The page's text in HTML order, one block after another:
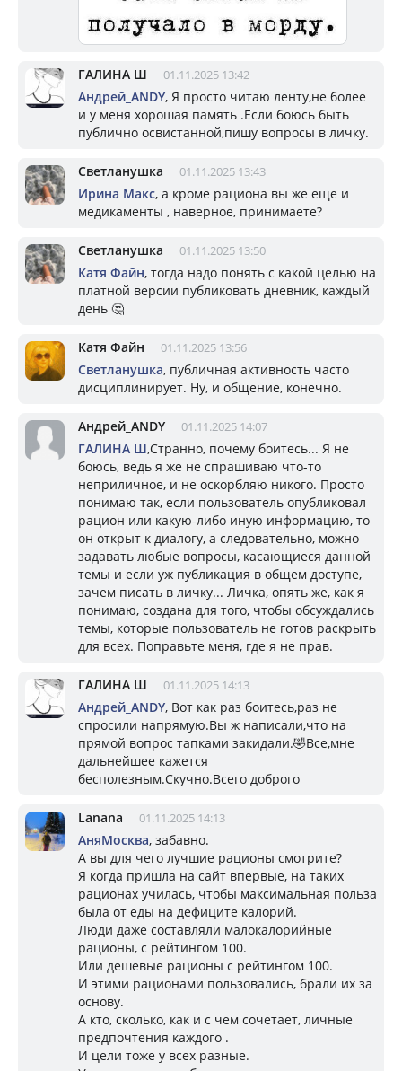
ГАЛИНА Ш 01.11.2025 13:42
Андрей_ANDY, Я просто читаю ленту,не более
и у меня хорошая память .Если боюсь быть
публично освистанной,пишу вопросы в личку.
Светланушка 01.11.2025 13:43
Ирина Макс, а кроме рациона вы же еще и
медикаменты , наверное, принимаете?
Светланушка 01.11.2025 13:50
Катя Файн, тогда надо понять с какой целью на
платной версии публиковать дневник, каждый
день 🤔
Катя Файн 01.11.2025 13:56
Светланушка, публичная активность часто
дисциплинирует. Ну, и общение, конечно.
Андрей_ANDY 01.11.2025 14:07
ГАЛИНА Ш,Странно, почему боитесь... Я не
боюсь, ведь я же не спрашиваю что-то
неприличное, и не оскорбляю никого. Просто
понимаю так, если пользователь опубликовал
рацион или какую-либо иную информацию, то
он открыт к диалогу, а следовательно, можно
задавать любые вопросы, касающиеся данной
темы и если уж публикация в общем доступе,
зачем писать в личку... Личка, опять же, как я
понимаю, создана для того, чтобы обсуждались
темы, которые пользователь не готов раскрыть
для всех. Поправьте меня, где я не прав.
ГАЛИНА Ш 01.11.2025 14:13
Андрей_ANDY, Вот как раз боитесь,раз не
спросили напрямую.Вы ж написали,что на
прямой вопрос тапками закидали.🤣Все,мне
дальнейшее кажется
бесполезным.Скучно.Всего доброго
Lanana 01.11.2025 14:13
АняМосква, забавно.
А вы для чего лучшие рационы смотрите?
Я когда пришла на сайт впервые, на таких
рационах училась, чтобы максимальная польза
была от еды на дефиците калорий.
Люди даже составляли малокалорийные
рационы, с рейтингом 100.
Или дешевые рационы с рейтингом 100.
И этими рационами пользовались, брали их за
основу.
А кто, сколько, как и с чем сочетает, личные
предпочтения каждого .
И цели тоже у всех разные.